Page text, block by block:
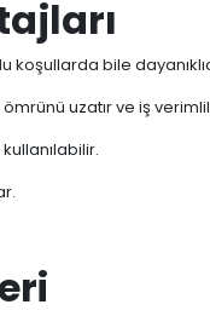
koşullarda bile
uzatır ve iş